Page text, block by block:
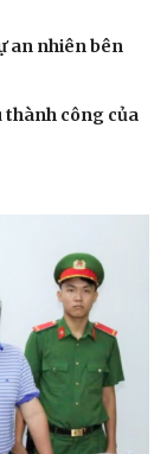
an nhiên bên
thành công của